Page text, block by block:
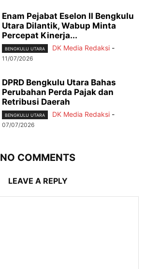
Enam Pejabat Eselon II Bengkulu
Utara Dilantik, Wabup Minta
Percepat Kinerja...
BENGKULU UTARA DK Media Redaksi -
11/07/2026
DPRD Bengkulu Utara Bahas
Perubahan Perda Pajak dan
Retribusi Daerah
BENGKULU UTARA DK Media Redaksi -
07/07/2026
NO COMMENTS
LEAVE A REPLY